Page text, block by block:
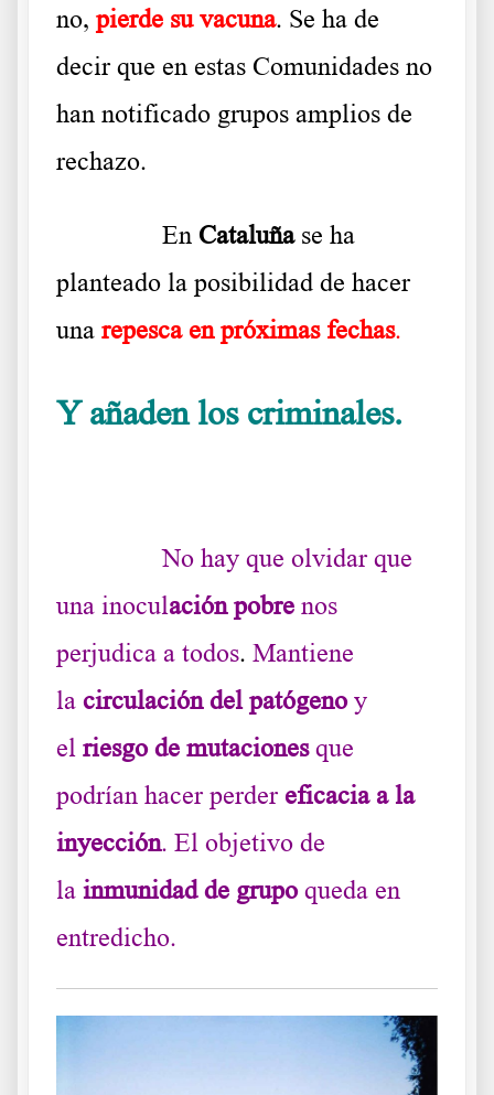
no, pierde su vacuna. Se ha de
decir que en estas Comunidades no
han notificado grupos amplios de
rechazo.
En Cataluñase ha
planteado la posibilidad de hacer
una repesca en próximas fechas.
Y añaden los criminales.
……….No hay que olvidar que
una inoculación pobre nos
perjudica a todos. Mantiene
la circulación del patógenoy
el riesgo de mutacionesque
podrían hacer perder eficacia a la
inyección. El objetivo de
la inmunidad de grupoqueda en
entredicho.